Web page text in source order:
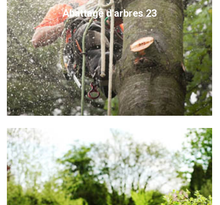
Abattage d'arbres 23